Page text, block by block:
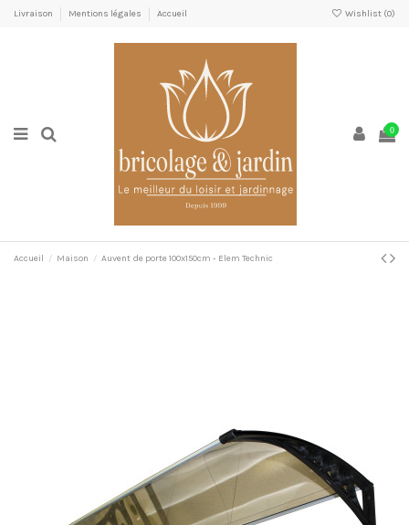
Livraison Mentions légales Accueil Wishlist (0)
0
Accueil Maison Auvent de porte 100x150cm - Elem Technic